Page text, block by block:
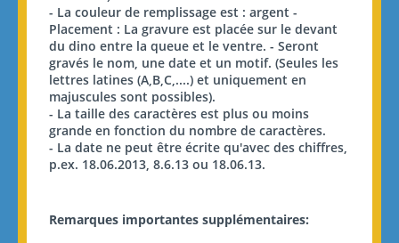
- La couleur de remplissage est : argent -
Placement : La gravure est placée sur le devant
du dino entre la queue et le ventre. - Seront
gravés le nom, une date et un motif. (Seules les
lettres latines (A,B,C,....) et uniquement en
majuscules sont possibles).
- La taille des caractères est plus ou moins
grande en fonction du nombre de caractères.
- La date ne peut être écrite qu'avec des chiffres,
p.ex. 18.06.2013, 8.6.13 ou 18.06.13.
Remarques importantes supplémentaires: